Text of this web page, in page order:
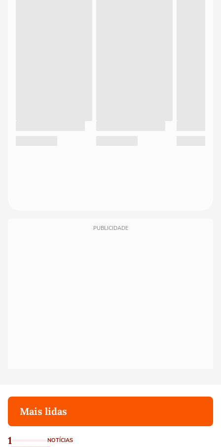
PUBLICIDADE
Mais lidas
1 NOTÍCIAS